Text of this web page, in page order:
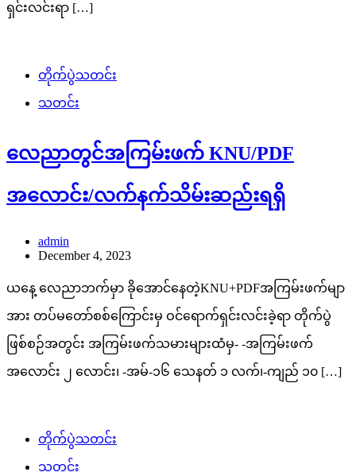
ရှင်းလင်းရာ […]
တိုက်ပွဲသတင်း
သတင်း
လေညာတွင်အကြမ်းဖက် KNU/PDF
အလောင်း/လက်နက်သိမ်းဆည်းရရှိ
admin
December 4, 2023
ယနေ့ လေညာဘက်မှာ ခိုအောင်နေတဲ့KNU+PDFအကြမ်းဖက်မျာ
အား တပ်မတော်စစ်ကြောင်းမှ ဝင်ရောက်ရှင်းလင်းခဲ့ရာ တိုက်ပွဲ
ဖြစ်စဉ်အတွင်း အကြမ်းဖက်သမားများထံမှ- -အကြမ်းဖက်
အလောင်း ၂ လောင်း၊ -အမ်-၁၆ သေနတ် ၁ လက်၊-ကျည် ၁၀ […]
တိုက်ပွဲသတင်း
သတင်း